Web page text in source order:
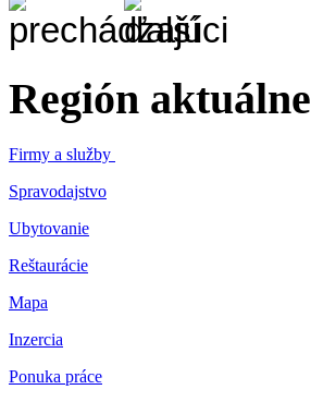
Región aktuálne
Firmy a služby
Spravodajstvo
Ubytovanie
Reštaurácie
Mapa
Inzercia
Ponuka práce